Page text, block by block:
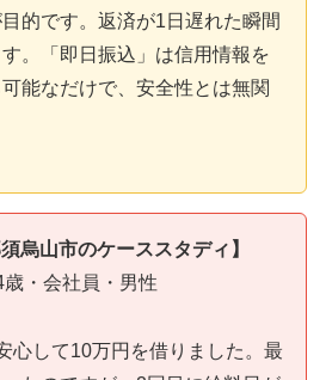
的です。返済が1日遅れた瞬間
。「即日振込」は信用情報を
能なだけで、安全性とは無関
烏山市のケーススタディ】
・会社員・男性
心して10万円を借りました。最